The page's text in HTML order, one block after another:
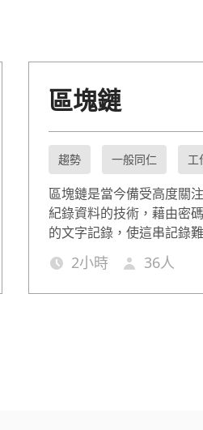
區塊鏈
趨勢 一般同仁 工
區塊鏈是當今備受高度關
紀錄資料的技術，藉由密
的文字記錄，使這串記錄
這個特性進而能實用在各
被竄改x去除中介機構x資
大特性，使它能提高資料
2小時 36人